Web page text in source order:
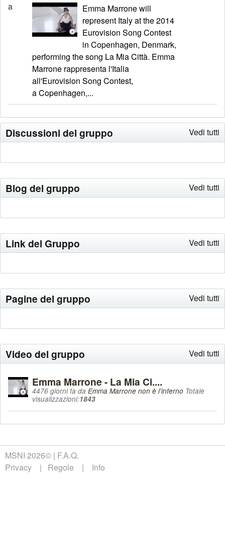
Emma Marrone will
represent Italy at the 2014
Eurovision Song Contest
in Copenhagen, Denmark,
performing the song La Mia Città. Emma
Marrone rappresenta l'Italia
all'Eurovision Song Contest,
a Copenhagen,...
Vedi tutti
Discussioni del gruppo
Vedi tutti
Blog del gruppo
Vedi tutti
Link del Gruppo
Vedi tutti
Pagine del gruppo
Vedi tutti
Video del gruppo
Emma Marrone - La Mia Ci....
4476 giorni fa da Emma Marrone non è l'inferno Totale
visualizzazioni:1843
MSNI 2026© F.A.Q.
Privacy
Regole Info